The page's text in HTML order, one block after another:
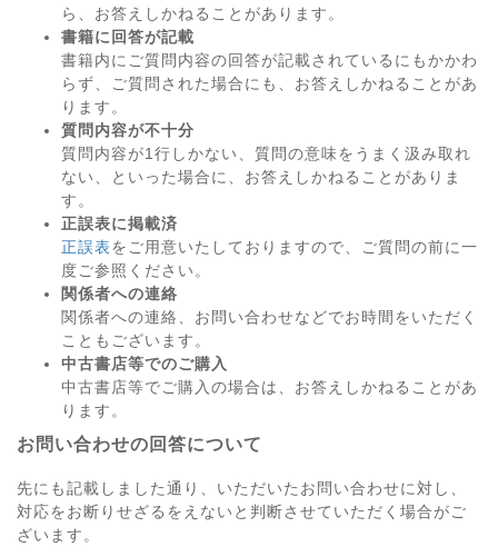
ら、お答えしかねることがあります。
書籍に回答が記載
書籍内にご質問内容の回答が記載されているにもかかわ
らず、ご質問された場合にも、お答えしかねることがあ
ります。
質問内容が不十分
質問内容が1行しかない、質問の意味をうまく汲み取れ
ない、といった場合に、お答えしかねることがありま
す。
正誤表に掲載済
正誤表をご用意いたしておりますので、ご質問の前に一
度ご参照ください。
関係者への連絡
関係者への連絡、お問い合わせなどでお時間をいただく
こともございます。
中古書店等でのご購入
中古書店等でご購入の場合は、お答えしかねることがあ
ります。
お問い合わせの回答について
先にも記載しました通り、いただいたお問い合わせに対し、
対応をお断りせざるをえないと判断させていただく場合がご
ざいます。